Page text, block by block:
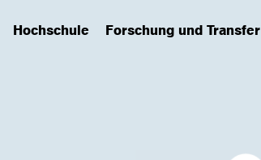
Hochschule
(has submenu)Forschung und Transfer
(has submenu)